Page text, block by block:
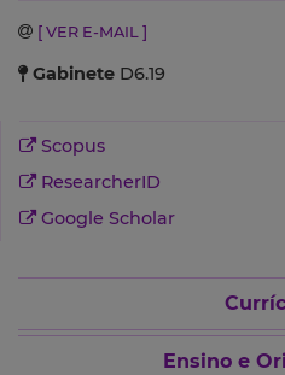
[ VER E-MAIL ]
Gabinete D6.19
Scopus
ResearcherID
Google Scholar
Ensino e